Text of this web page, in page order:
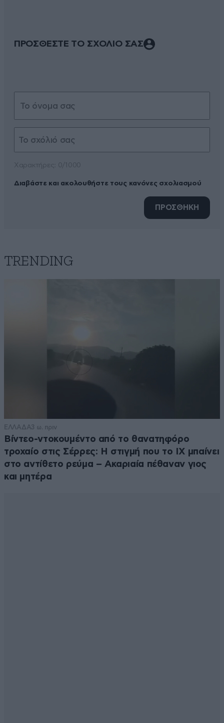
ΠΡΟΣΘΕΣΤΕ ΤΟ ΣΧΟΛΙΟ ΣΑΣ
Διαβάστε και ακολουθήστε τους κανόνες σχολιασμού
ΠΡΟΣΘΗΚΗ
TRENDING
ΕΛΛΑΔΑ3 ω. πριν
Βίντεο-ντοκουμέντο από το θανατηφόρο
τροχαίο στις Σέρρες: Η στιγμή που το ΙΧ μπαίνει
στο αντίθετο ρεύμα – Ακαριαία πέθαναν γιος
και μητέρα